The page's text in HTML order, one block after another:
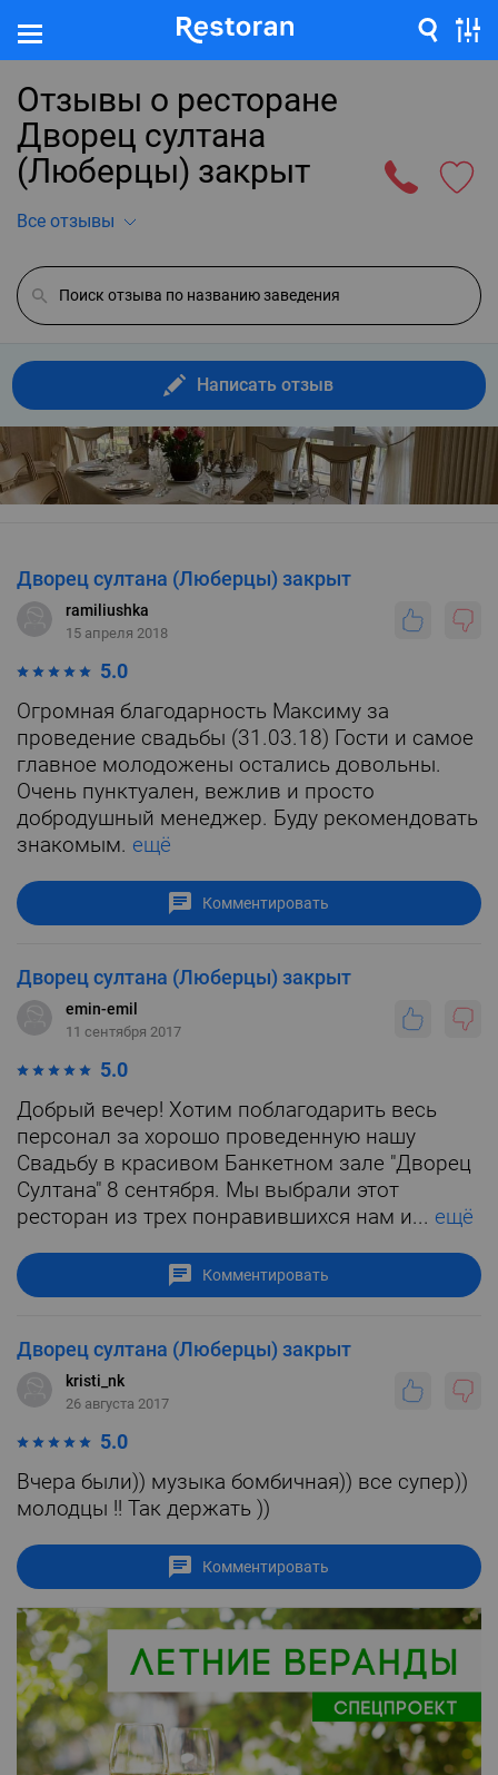
Отзывы о ресторане
Дворец султана
(Люберцы) закрыт
Все отзывы
Написать отзыв
Дворец султана (Люберцы) закрыт
ramiliushka
15 апреля 2018
5.0
Огромная благодарность Максиму за
проведение свадьбы (31.03.18) Гости и самое
главное молодожены остались довольны.
Очень пунктуален, вежлив и просто
добродушный менеджер. Буду рекомендовать
знакомым. ещё
Комментировать
Дворец султана (Люберцы) закрыт
emin-emil
11 сентября 2017
5.0
Добрый вечер! Хотим поблагодарить весь
персонал за хорошо проведенную нашу
Свадьбу в красивом Банкетном зале "Дворец
Султана" 8 сентября. Мы выбрали этот
ресторан из трех понравившихся нам и... ещё
Комментировать
Дворец султана (Люберцы) закрыт
kristi_nk
26 августа 2017
5.0
Вчера были)) музыка бомбичная)) все супер))
молодцы !! Так держать ))
Комментировать